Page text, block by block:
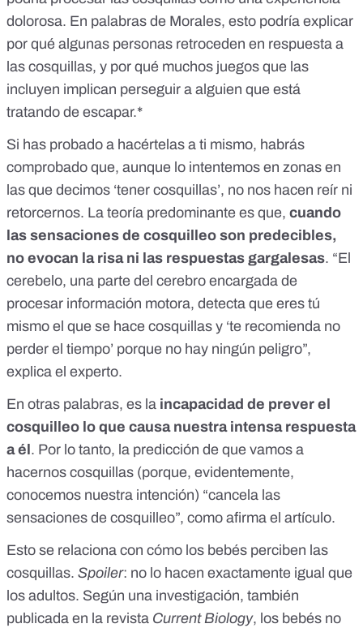
dolorosa. En palabras de Morales, esto podría explicar
por qué algunas personas retroceden en respuesta a
las cosquillas, y por qué muchos juegos que las
incluyen implican perseguir a alguien que está
tratando de escapar.*
Si has probado a hacértelas a ti mismo, habrás
comprobado que, aunque lo intentemos en zonas en
las que decimos ‘tener cosquillas’, no nos hacen reír ni
retorcernos. La teoría predominante es que, cuando
las sensaciones de cosquilleo son predecibles,
no evocan la risa ni las respuestas gargalesas. “El
cerebelo, una parte del cerebro encargada de
procesar información motora, detecta que eres tú
mismo el que se hace cosquillas y ‘te recomienda no
perder el tiempo’ porque no hay ningún peligro”,
explica el experto.
En otras palabras, es la incapacidad de prever el
cosquilleo lo que causa nuestra intensa respuesta
a él . Por lo tanto, la predicción de que vamos a
hacernos cosquillas (porque, evidentemente,
conocemos nuestra intención) “cancela las
sensaciones de cosquilleo”, como afirma el artículo.
Esto se relaciona con cómo los bebés perciben las
cosquillas. Spoiler: no lo hacen exactamente igual que
los adultos. Según una investigación, también
publicada en la revista Current Biology, los bebés no